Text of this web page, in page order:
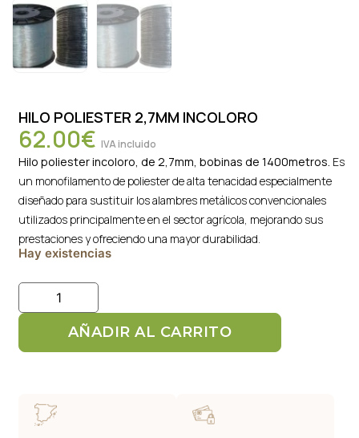
HILO POLIESTER 2,7MM INCOLORO
62.00€ IVA incluido
Hilo poliester incoloro, de 2,7mm, bobinas de 1400metros. Es
un monofilamento de poliester de alta tenacidad especialmente
diseñado para sustituir los alambres metálicos convencionales
utilizados principalmente en el sector agrícola, mejorando sus
prestaciones y ofreciendo una mayor durabilidad.
Hay existencias
AÑADIR AL CARRITO